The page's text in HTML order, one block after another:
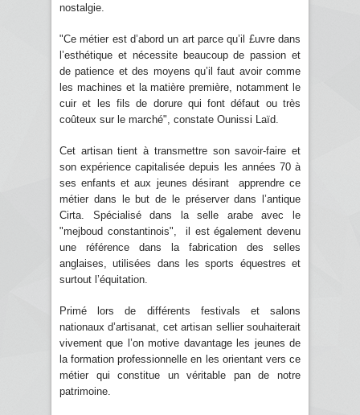
nostalgie.
"Ce métier est d’abord un art parce qu’il £uvre dans
l’esthétique et nécessite beaucoup de passion et
de patience et des moyens qu’il faut avoir comme
les machines et la matière première, notamment le
cuir et les fils de dorure qui font défaut ou très
coûteux sur le marché", constate Ounissi Laïd.
Cet artisan tient à transmettre son savoir-faire et
son expérience capitalisée depuis les années 70 à
ses enfants et aux jeunes désirant apprendre ce
métier dans le but de le préserver dans l’antique
Cirta. Spécialisé dans la selle arabe avec le
"mejboud constantinois", il est également devenu
une référence dans la fabrication des selles
anglaises, utilisées dans les sports équestres et
surtout l’équitation.
Primé lors de différents festivals et salons
nationaux d’artisanat, cet artisan sellier souhaiterait
vivement que l’on motive davantage les jeunes de
la formation professionnelle en les orientant vers ce
métier qui constitue un véritable pan de notre
patrimoine.